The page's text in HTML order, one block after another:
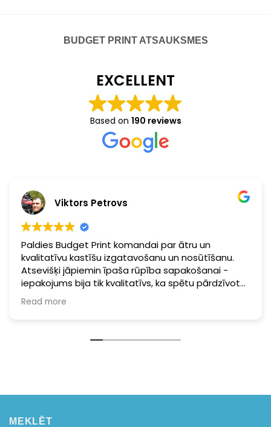
BUDGET PRINT ATSAUKSMES
EXCELLENT
Based on 190 reviews
Viktors Petrovs
Paldies Budget Print komandai par ātru un
kvalitatīvu kastīšu izgatavošanu un nosūtīšanu.
Atsevišķi jāpiemin īpaša rūpība sapakošanai -
iepakojums bija tik kvalitatīvs, ka spētu pārdzīvot
pat taifūnu. Noteikti sūtīšu vēl viskaut ko.
Read more
MEKLĒT